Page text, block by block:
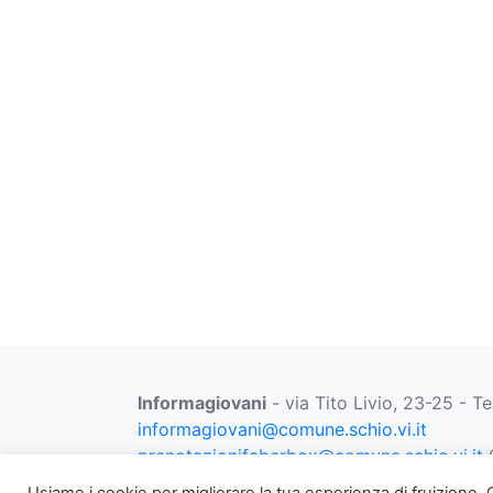
Informagiovani - via Tito Livio, 23-25 -
informagiovani@comune.schio.vi.it
prenotazionifaberbox@comune.schio.vi.it
venerdì dalle 13:00 alle 18:00